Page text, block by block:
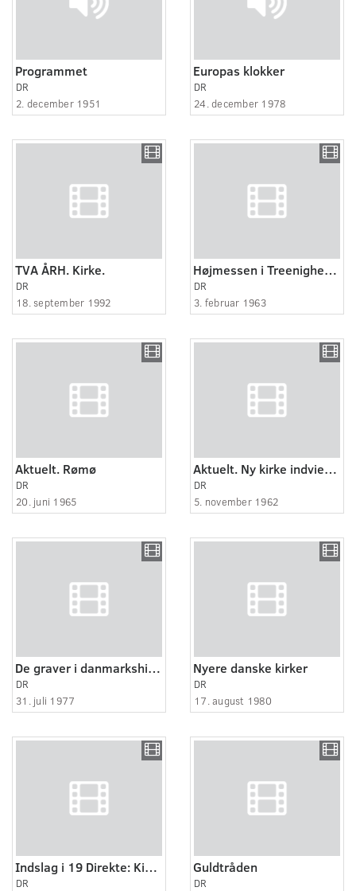
Programmet
DR
2. december 1951
Europas klokker
DR
24. december 1978
TVA ÅRH. Kirke.
DR
18. september 1992
Højmessen i Treenighedskirken i Esbjerg
DR
3. februar 1963
Aktuelt. Rømø
DR
20. juni 1965
Aktuelt. Ny kirke indviet i Grejsdalen.
DR
5. november 1962
De graver i danmarkshistorien
DR
31. juli 1977
Nyere danske kirker
DR
17. august 1980
Indslag i 19 Direkte: Kim Larsen og kirken
DR
Guldtråden
DR